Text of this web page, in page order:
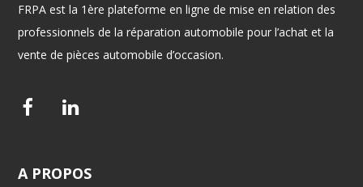
FRPA est la 1ère plateforme en ligne de mise en relation des
professionnels de la réparation automobile pour l’achat et la
vente de pièces automobile d’occasion.
F
e
L
k
A PROPOS